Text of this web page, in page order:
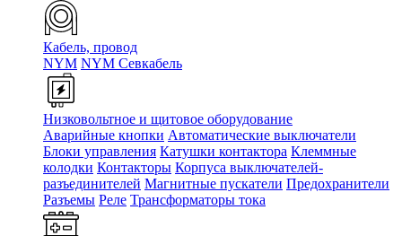
Кабель, провод
NYM NYM Севкабель
Низковольтное и щитовое оборудование
Аварийные кнопки Автоматические выключатели
Блоки управления Катушки контактора Клеммные
колодки Контакторы Корпуса выключателей-
разъединителей Магнитные пускатели Предохранители
Разъемы Реле Трансформаторы тока